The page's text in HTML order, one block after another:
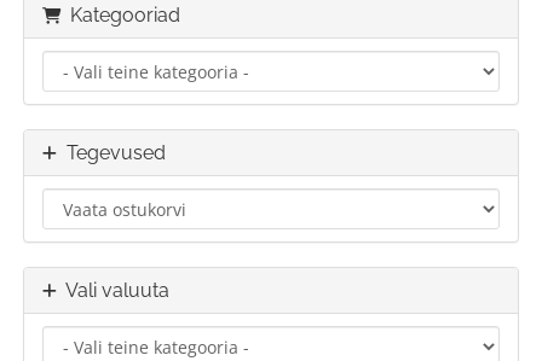
Kategooriad
Tegevused
Vali valuuta